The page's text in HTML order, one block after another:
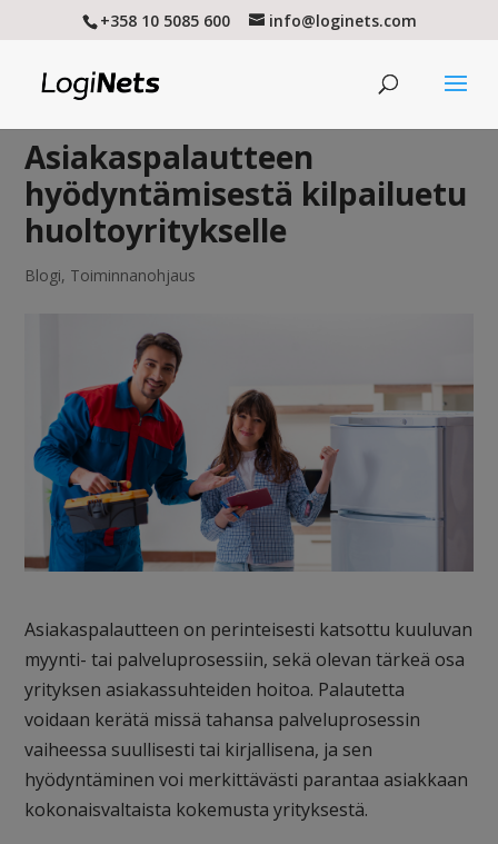
+358 10 5085 600 info@loginets.com
Asiakaspalautteen
hyödyntämisestä kilpailuetu
huoltoyritykselle
Blogi, Toiminnanohjaus
Asiakaspalautteen on perinteisesti katsottu kuuluvan
myynti- tai palveluprosessiin, sekä olevan tärkeä osa
yrityksen asiakassuhteiden hoitoa. Palautetta
voidaan kerätä missä tahansa palveluprosessin
vaiheessa suullisesti tai kirjallisena, ja sen
hyödyntäminen voi merkittävästi parantaa asiakkaan
kokonaisvaltaista kokemusta yrityksestä.